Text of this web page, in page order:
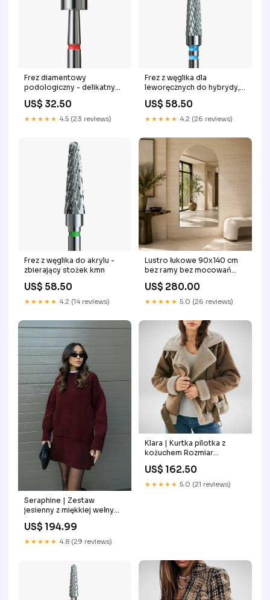
Frez diamentowy
podologiczny - delikatny
US$ 32.50
★★★★★ 4.5 (23 reviews)
Frez z węglika dla
leworęcznych do hybrydy,
stożek 5w1
US$ 58.50
★★★★★ 4.2 (26 reviews)
Frez z węglika do akrylu -
zbierający stożek kmn
US$ 58.50
★★★★★ 4.2 (14 reviews)
Lustro łukowe 90x140 cm
bez ramy bez mocowań
US$ 280.00
★★★★★ 5.0 (26 reviews)
Seraphine | Zestaw
jesienny z miękkiej wełny
sweter na chłodne dni
US$ 194.99
★★★★★ 4.8 (29 reviews)
Klara | Kurtka pilotka z
kożuchem Rozmiar
US$ 162.50
★★★★★ 5.0 (21 reviews)